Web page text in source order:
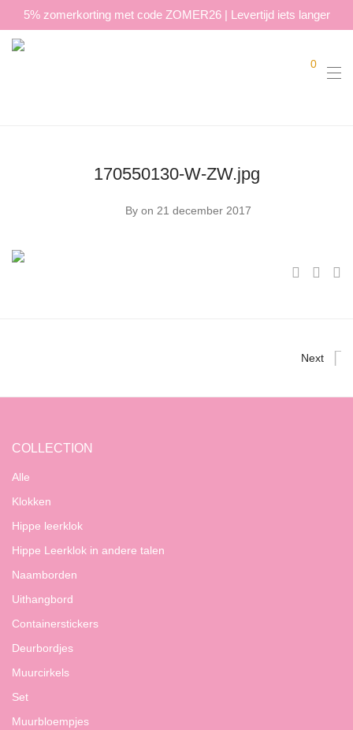
5% zomerkorting met code ZOMER26 | Levertijd iets langer
0
170550130-W-ZW.jpg
By on 21 december 2017
Next
COLLECTION
Alle
Klokken
Hippe leerklok
Hippe Leerklok in andere talen
Naamborden
Uithangbord
Containerstickers
Deurbordjes
Muurcirkels
Set
Muurbloempjes